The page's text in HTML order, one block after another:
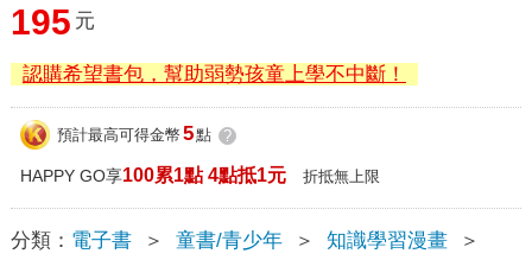
195 元
認購希望書包，幫助弱勢孩童上學不中斷！
預計最高可得金幣 5點 ?
HAPPY GO享100累1點 4點抵1元 折抵無上限
分類： 電子書 ＞ 童書/青少年 ＞ 知識學習漫畫
＞